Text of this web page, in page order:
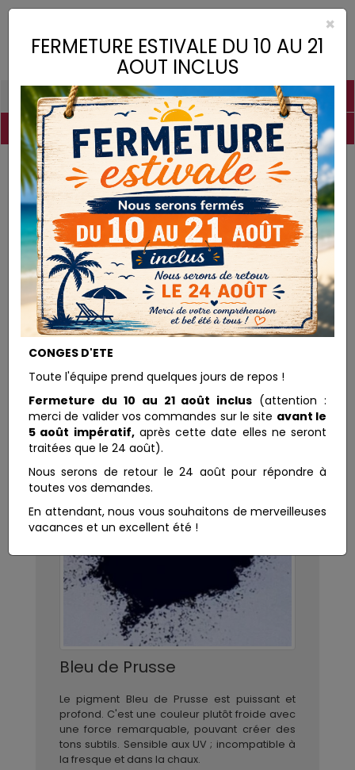
Toggle
PIGMENTS CHAUX CHARGES LIANTS
COLLES DROGUERIE MATÉRIEL DESTOCKAGE
Pigments Bleu de Prusse
PIGMENTS
Bleu de Prusse
Le pigment Bleu de Prusse est puissant et
profond. C'est une couleur plutôt froide avec
une force remarquable, pouvant créer des
tons subtils. Sensible aux UV ; incompatible à
la fresque et dans la chaux.
×
FERMETURE ESTIVALE DU 10 AU 21
AOUT INCLUS
CONGES D'ETE
Toute l'équipe prend quelques jours de repos !
Fermeture du 10 au 21 août inclus (attention :
merci de valider vos commandes sur le site avant le
5 août impératif,après cette date elles ne seront
traitées que le 24 août).
Nous serons de retour le 24 août pour répondre à
toutes vos demandes.
En attendant, nous vous souhaitons de merveilleuses
vacances et un excellent été !